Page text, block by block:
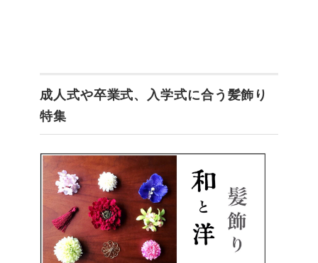
成人式や卒業式、入学式に合う髪飾り
特集